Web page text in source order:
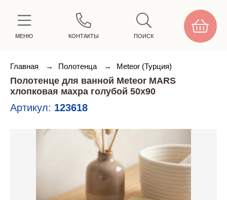
МЕНЮ КОНТАКТЫ ПОИСК
Главная → Полотенца → Meteor (Турция)
Полотенце для ванной Meteor MARS
хлопковая махра голубой 50х90
Артикул: 123618